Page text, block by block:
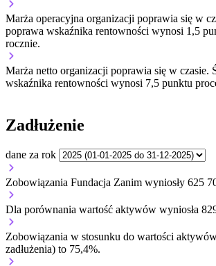
Marża operacyjna organizacji poprawia się w
poprawa wskaźnika rentowności wynosi 1,5
rocznie.
Marża netto organizacji poprawia się w czasie.
wskaźnika rentowności wynosi 7,5 punktu
Zadłużenie
dane za rok
Zobowiązania Fundacja Zanim wyniosły 625
Dla porównania wartość aktywów wyniosła
Zobowiązania w stosunku do wartości
zadłużenia) to 75,4%.